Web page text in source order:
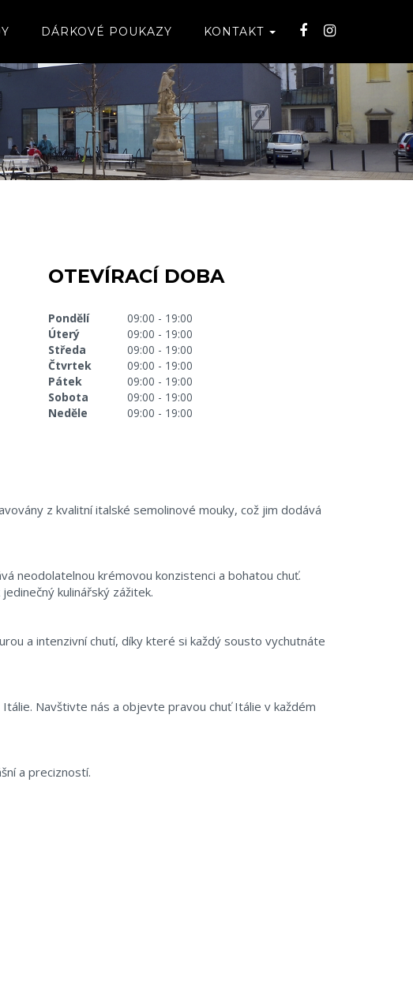
DÁRKOVÉ POUKAZY KONTAKT
OTEVÍRACÍ DOBA
Pondělí
09:00 - 19:00
Úterý
09:00 - 19:00
Středa
09:00 - 19:00
Čtvrtek
09:00 - 19:00
Pátek
09:00 - 19:00
Sobota
09:00 - 19:00
Neděle
09:00 - 19:00
z kvalitní italské semolinové mouky, což jim dodává
neodolatelnou krémovou konzistenci a bohatou chuť.
kulinářský zážitek.
a intenzivní chutí, díky které si každý sousto vychutnáte
Navštivte nás a objevte pravou chuť Itálie v každém
a precizností.